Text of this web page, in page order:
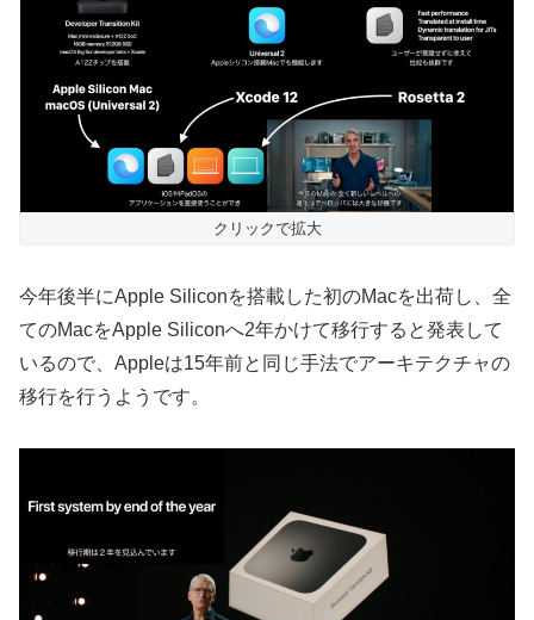
クリックで拡大
今年後半にApple Siliconを搭載した初のMacを出荷し、全
てのMacをApple Siliconへ2年かけて移行すると発表して
いるので、Appleは15年前と同じ手法でアーキテクチャの
移行を行うようです。